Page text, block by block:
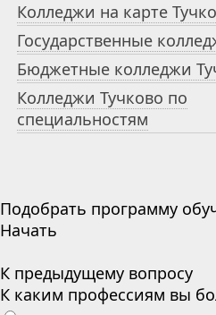
Колледжи на карте
Государственные
Бюджетные колледжи
Колледжи Тучково по
специальностям
Подобрать программу
Начать
К предыдущему вопросу
К каким профессиям вы